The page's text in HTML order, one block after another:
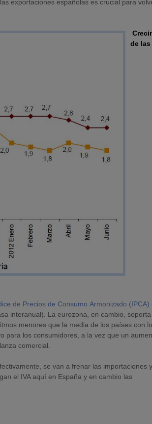
exportaciones españolas es crucial para
de las
de Precios de Consumo Armonizado (IPCA)
interanual). La eurozona, en cambio,
menores que la media de los países con
para los consumidores, a la vez que un
comercial.
se van a frenar las importaciones
el IVA aquí en España y en cambio las